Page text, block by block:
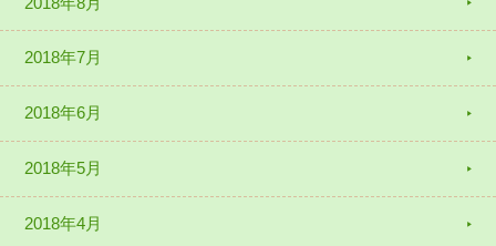
2018年7月
2018年6月
2018年5月
2018年4月